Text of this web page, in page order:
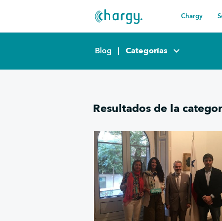
Chargy
Blog | Categorías keyboard_arrow_down
Resultados de la